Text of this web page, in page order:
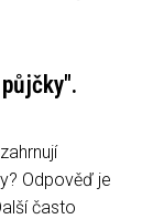
Odpověď je
často